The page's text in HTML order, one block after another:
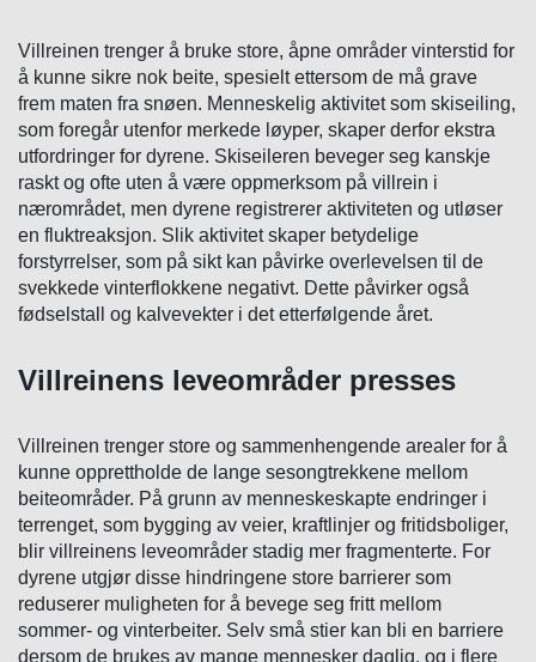
Villreinen trenger å bruke store, åpne områder vinterstid for
å kunne sikre nok beite, spesielt ettersom de må grave
frem maten fra snøen. Menneskelig aktivitet som skiseiling,
som foregår utenfor merkede løyper, skaper derfor ekstra
utfordringer for dyrene. Skiseileren beveger seg kanskje
raskt og ofte uten å være oppmerksom på villrein i
nærområdet, men dyrene registrerer aktiviteten og utløser
en fluktreaksjon. Slik aktivitet skaper betydelige
forstyrrelser, som på sikt kan påvirke overlevelsen til de
svekkede vinterflokkene negativt. Dette påvirker også
fødselstall og kalvevekter i det etterfølgende året.
Villreinens leveområder presses
Villreinen trenger store og sammenhengende arealer for å
kunne opprettholde de lange sesongtrekkene mellom
beiteområder. På grunn av menneskeskapte endringer i
terrenget, som bygging av veier, kraftlinjer og fritidsboliger,
blir villreinens leveområder stadig mer fragmenterte. For
dyrene utgjør disse hindringene store barrierer som
reduserer muligheten for å bevege seg fritt mellom
sommer- og vinterbeiter. Selv små stier kan bli en barriere
dersom de brukes av mange mennesker daglig, og i flere